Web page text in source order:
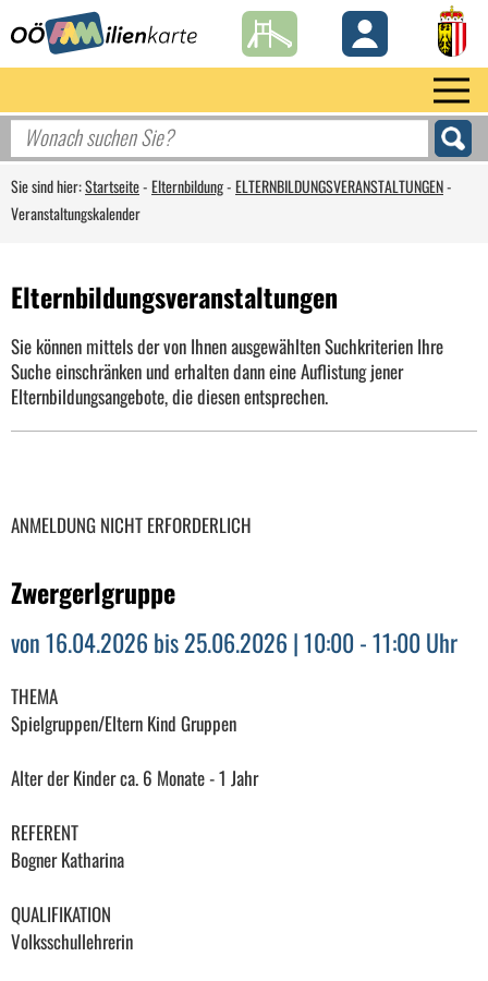
Sie sind hier:Startseite-Elternbildung-ELTERNBILDUNGSVERANSTALTUNGEN-
Veranstaltungskalender
Elternbildungsveranstaltungen
Sie können mittels der von Ihnen ausgewählten Suchkriterien Ihre
Suche einschränken und erhalten dann eine Auflistung jener
Elternbildungsangebote, die diesen entsprechen.
ANMELDUNG NICHT ERFORDERLICH
Zwergerlgruppe
von 16.04.2026 bis 25.06.2026 | 10:00 - 11:00 Uhr
THEMA
Spielgruppen/Eltern Kind Gruppen
Alter der Kinder ca. 6 Monate - 1 Jahr
REFERENT
Bogner Katharina
QUALIFIKATION
Volksschullehrerin